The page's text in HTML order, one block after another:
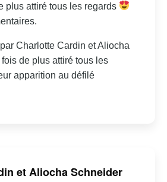
plus attiré tous les regards
Charlotte Cardin et Aliocha
de plus attiré tous les
apparition au défilé
et Aliocha Schneider